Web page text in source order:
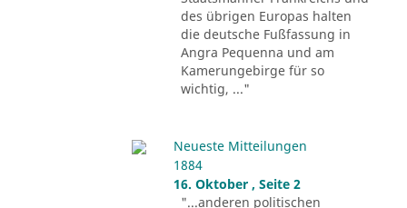
des übrigen Europas halten
die deutsche Fußfassung in
Angra Pequenna und am
Kamerungebirge für so
wichtig, ..."
Neueste Mitteilungen
1884
16. Oktober , Seite 2
"...anderen politischen